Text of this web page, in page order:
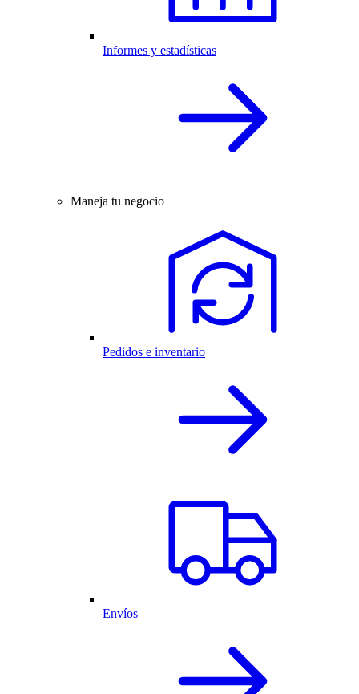
Informes y estadísticas
Maneja tu negocio
Pedidos e inventario
Envíos